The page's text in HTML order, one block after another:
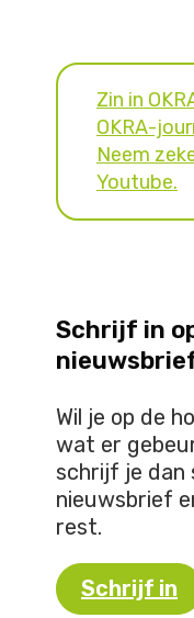
Zin in
OKRA-
Neem
Youtube.
Schrijf in
Wil je op de
wat er
schrijf je dan
nieuwsbrief
rest.
Schrijf in